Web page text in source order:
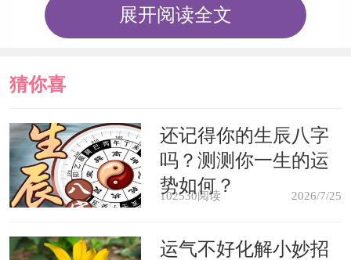
的失败，很多让人讨厌的事情也将随之
而来。通常在此梦之后，多有由于失败
的交易带来的损失。
心理学解梦
梦境解说：梦中的机器可以象征人
的某些不受意识控制的生理机能，例如
呼吸和心跳等。梦见机器失灵则表示他
展开阅读全文
猜你喜
欢
还记得你的生辰八字
吗？测测你一生的运
势如何？
102530阅读 2026/7/25
运气不好化解小妙招